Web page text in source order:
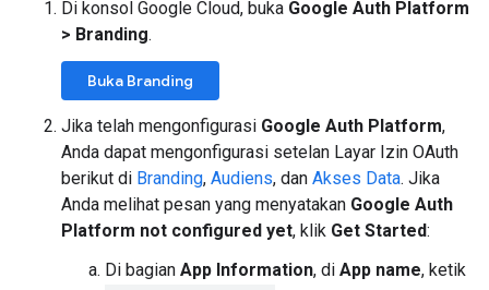
Di konsol Google Cloud, buka Google Auth Platform
> Branding.
Buka Branding
Jika telah mengonfigurasi Google Auth Platform,
Anda dapat mengonfigurasi setelan Layar Izin OAuth
berikut di Branding, Audiens, dan Akses Data. Jika
Anda melihat pesan yang menyatakan Google Auth
Platform not configured yet, klik Get Started:
Di bagian App Information, di App name, ketik